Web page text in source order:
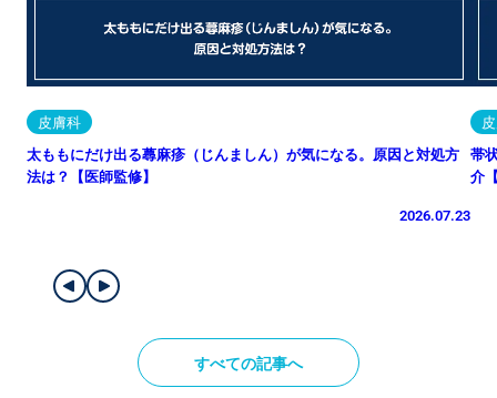
皮膚科
太ももにだけ出る蕁麻疹（じんましん）が気になる。原因と対処方
法は？【医師監修】
2026.07.23
帯
介
すべての記事へ